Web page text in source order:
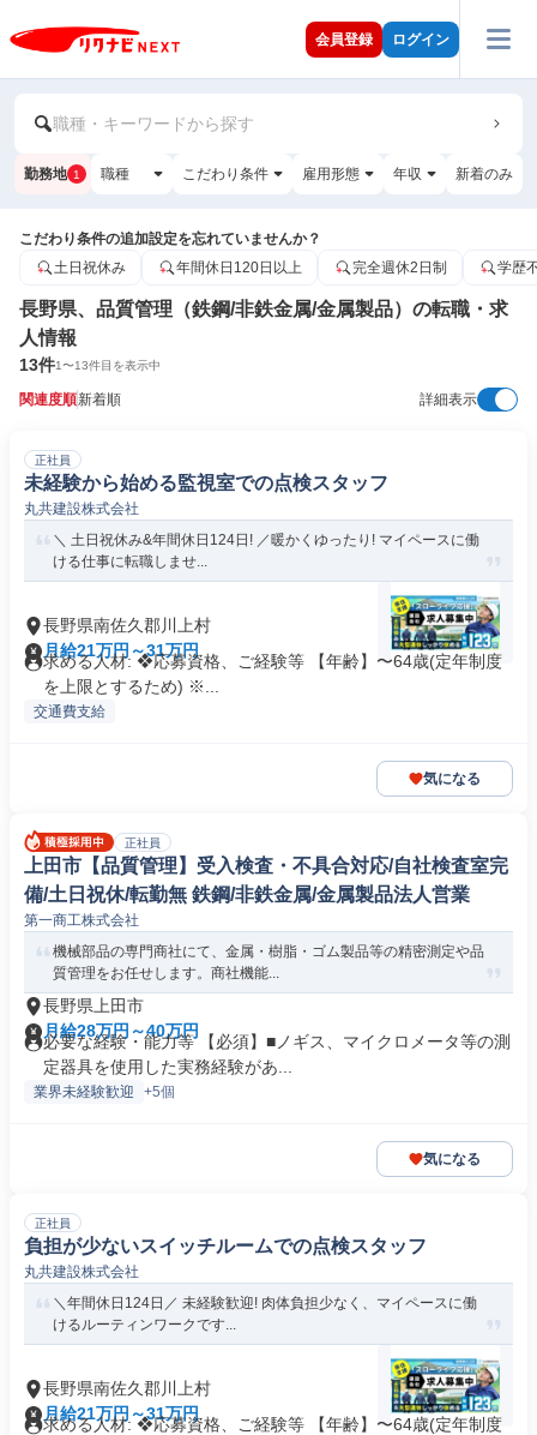
会員登録 ログイン
職種・キーワードから探す
勤務地 1 職種 こだわり条件 雇用形態 年収 新着のみ
こだわり条件の追加設定を忘れていませんか？
土日祝休み
年間休日120日以上 完全週休2日制 学歴
長野県、品質管理（鉄鋼/非鉄金属/金属製品）の転職・求
人情報
13件1〜13件目を表示中
関連度順新着順 詳細表示
正社員
未経験から始める監視室での点検スタッフ
丸共建設株式会社
＼ 土日祝休み&年間休日124日! ／暖かくゆったり! マイペースに働
ける仕事に転職しませ...
長野県南佐久郡川上村
月給21万円～31万円
求める人材: ❖応募資格、ご経験等 【年齢】〜64歳(定年制度
を上限とするため) ※...
交通費支給
気になる
正社員
上田市【品質管理】受入検査・不具合対応/自社検査室完
備/土日祝休/転勤無 鉄鋼/非鉄金属/金属製品法人営業
第一商工株式会社
機械部品の専門商社にて、金属・樹脂・ゴム製品等の精密測定や品
質管理をお任せします。商社機能...
長野県上田市
月給28万円～40万円
必要な経験・能力等 【必須】■ノギス、マイクロメータ等の測
定器具を使用した実務経験があ...
業界未経験歓迎 +5個
気になる
正社員
負担が少ないスイッチルームでの点検スタッフ
丸共建設株式会社
＼年間休日124日／ 未経験歓迎! 肉体負担少なく、マイペースに働
けるルーティンワークです...
長野県南佐久郡川上村
月給21万円～31万円
求める人材: ❖応募資格、ご経験等 【年齢】〜64歳(定年制度